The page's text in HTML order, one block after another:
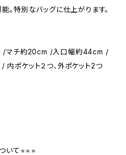
。特別なバッグに仕上がります。
/マチ約20cm /入口幅約44cm /
ポケット２つ、外ポケット2つ
いて===